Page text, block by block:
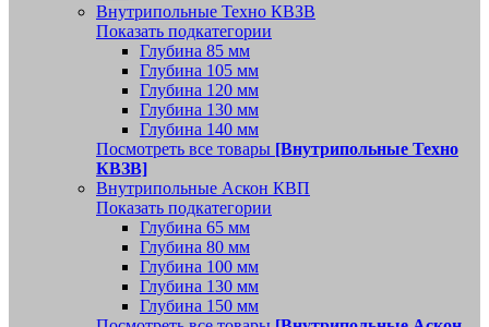
Внутрипольные Техно КВЗВ
Показать подкатегории
Глубина 85 мм
Глубина 105 мм
Глубина 120 мм
Глубина 130 мм
Глубина 140 мм
Посмотреть все товары [Внутрипольные Техно
КВЗВ]
Внутрипольные Аскон КВП
Показать подкатегории
Глубина 65 мм
Глубина 80 мм
Глубина 100 мм
Глубина 130 мм
Глубина 150 мм